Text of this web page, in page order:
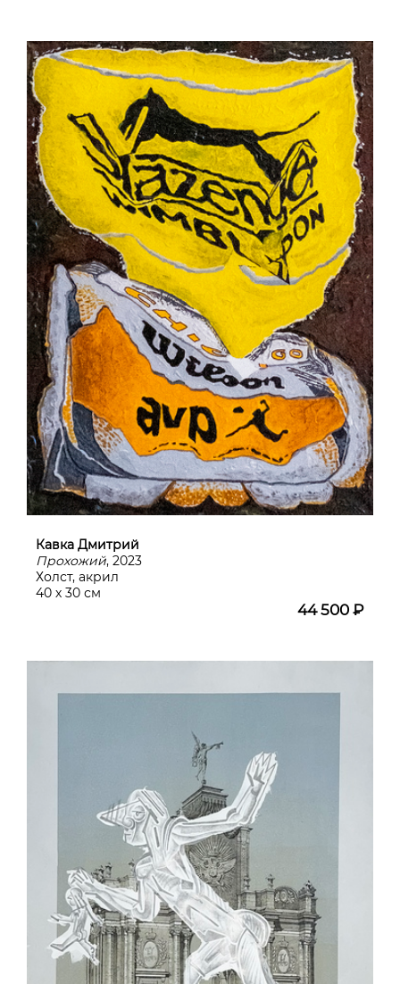
Кавка Дмитрий
Прохожий, 2023
Холст, акрил
40 х 30 см
44 500 ₽